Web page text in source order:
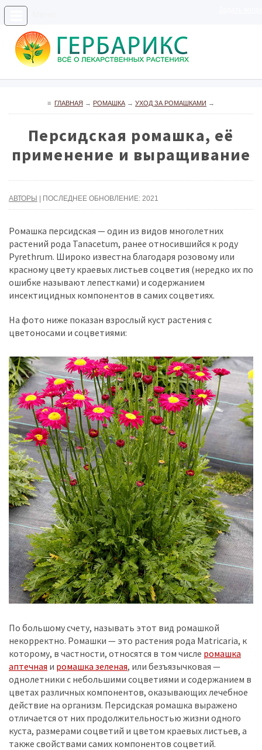
≡ ГЛАВНАЯ → РОМАШКА → УХОД ЗА РОМАШКАМИ →
Персидская ромашка, её
применение и выращивание
АВТОРЫ | ПОСЛЕДНЕЕ ОБНОВЛЕНИЕ: 2021
Ромашка персидская — один из видов многолетних
растений рода Tanacetum, ранее относившийся к роду
Pyrethrum. Широко известна благодаря розовому или
красному цвету краевых листьев соцветия (нередко их по
ошибке называют лепестками) и содержанием
инсектицидных компонентов в самих соцветиях.
На фото ниже показан взрослый куст растения с
цветоносами и соцветиями:
По большому счету, называть этот вид ромашкой
некорректно. Ромашки — это растения рода Matricaria, к
которому, в частности, относятся в том числе ромашка
аптечная и ромашка зеленая, или безъязычковая —
однолетники с небольшими соцветиями и содержанием в
цветах различных компонентов, оказывающих лечебное
действие на организм. Персидская ромашка выражено
отличается от них продолжительностью жизни одного
куста, размерами соцветий и цветом краевых листьев, а
также свойствами самих компонентов соцветий.